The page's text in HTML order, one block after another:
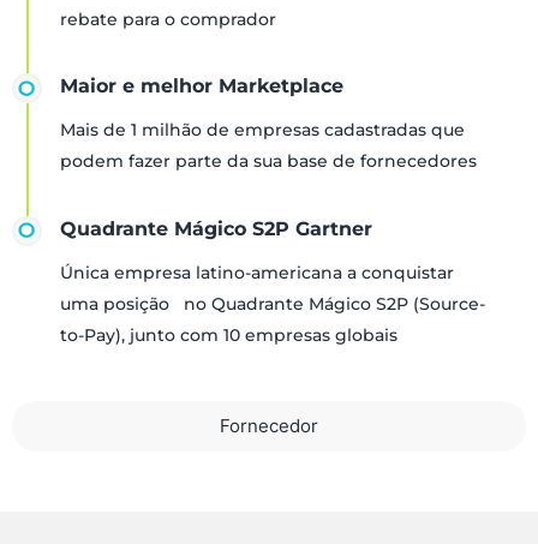
Fornecedor
rebate para o comprador
Maior e melhor Marketplace
Mais de 1 milhão de empresas cadastradas que
podem fazer parte da sua base de fornecedores
Quadrante Mágico S2P Gartner
Única empresa latino-americana a conquistar
uma posição no Quadrante Mágico S2P (Source-
to-Pay), junto com 10 empresas globais